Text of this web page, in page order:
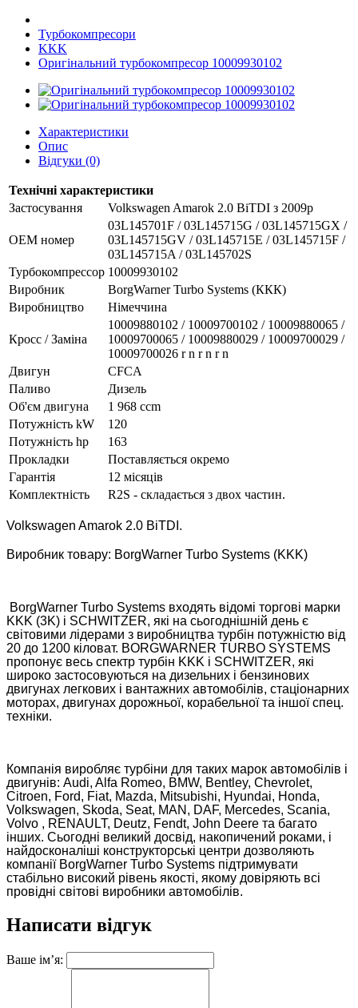
Турбокомпресори
KKK
Оригінальний турбокомпресор 10009930102
Характеристики
Опис
Відгуки (0)
Технічні характеристики
Застосування
Volkswagen Amarok 2.0 BiTDI з 2009р
OEM номер
03L145701F / 03L145715G / 03L145715GX /
03L145715GV / 03L145715E / 03L145715F /
03L145715A / 03L145702S
Турбокомпрессор 10009930102
Виробник
BorgWarner Turbo Systems (ККК)
Виробництво
Німеччина
Кросс / Заміна
10009880102 / 10009700102 / 10009880065 /
10009700065 / 10009880029 / 10009700029 /
10009700026 r n r n r n
Двигун
CFCA
Паливо
Дизель
Об'єм двигуна
1 968 ccm
Потужність kW
120
Потужність hp
163
Прокладки
Поставляється окремо
Гарантія
12 місяців
Комплектність
R2S - складається з двох частин.
Volkswagen Amarok 2.0 BiTDI.
Виробник товару: BorgWarner Turbo Systems (KKK)
BorgWarner Turbo Systems входять відомі торгові марки
KKK (3K) і SCHWITZER, які на сьогоднішній день є
світовими лідерами з виробництва турбін потужністю від
20 до 1200 кіловат. BORGWARNER TURBO SYSTEMS
пропонує весь спектр турбін KKK і SCHWITZER, які
широко застосовуються на дизельних і бензинових
двигунах легкових і вантажних автомобілів, стаціонарних
моторах, двигунах дорожньої, корабельної та іншої спец.
техніки.
Компанія виробляє турбіни для таких марок автомобілів і
двигунів: Audi, Alfa Romeo, BMW, Bentley, Chevrolet,
Citroen, Ford, Fiat, Mazda, Mitsubishi, Hyundai, Honda,
Volkswagen, Skoda, Seat, MAN, DAF, Mercedes, Scania,
Volvo , RENAULT, Deutz, Fendt, John Deere та багато
інших. Сьогодні великий досвід, накопичений роками, і
найдосконаліші конструкторські центри дозволяють
компанії BorgWarner Turbo Systems підтримувати
стабільно високий рівень якості, якому довіряють всі
провідні світові виробники автомобілів.
Написати відгук
Ваше ім’я: